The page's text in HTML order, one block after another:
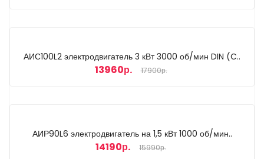
АИС100L2 электродвигатель 3 кВт 3000 об/мин DIN (C..
13960р. 17900р.
АИР90L6 электродвигатель на 1,5 кВт 1000 об/мин..
14190р. 15990р.